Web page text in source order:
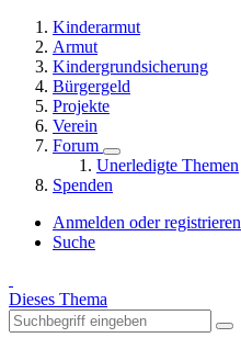
Kinderarmut
Armut
Kindergrundsicherung
Bürgergeld
Projekte
Verein
Forum
Unerledigte Themen
Spenden
Anmelden oder registrieren
Suche
Dieses Thema